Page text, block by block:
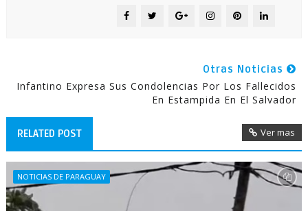
Otras Noticias
Infantino Expresa Sus Condolencias Por Los Fallecidos
En Estampida En El Salvador
RELATED POST Ver mas
NOTICIAS DE PARAGUAY